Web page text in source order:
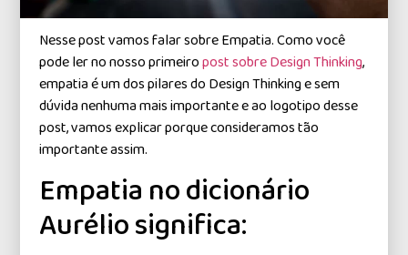
Nesse post vamos falar sobre Empatia. Como você
pode ler no nosso primeiropost sobre Design Thinking,
empatia é um dos pilares do Design Thinking e sem
dúvida nenhuma mais importante e ao logotipo desse
post, vamos explicar porque consideramos tão
importante assim.
Empatia no dicionário
Aurélio significa: